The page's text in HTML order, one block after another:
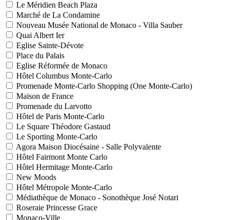
Le Méridien Beach Plaza
Marché de La Condamine
Nouveau Musée National de Monaco - Villa Sauber
Quai Albert Ier
Eglise Sainte-Dévote
Place du Palais
Eglise Réformée de Monaco
Hôtel Columbus Monte-Carlo
Promenade Monte-Carlo Shopping (One Monte-Carlo)
Maison de France
Promenade du Larvotto
Hôtel de Paris Monte-Carlo
Le Square Théodore Gastaud
Le Sporting Monte-Carlo
Agora Maison Diocésaine - Salle Polyvalente
Hôtel Fairmont Monte Carlo
Hôtel Hermitage Monte-Carlo
New Moods
Hôtel Métropole Monte-Carlo
Médiathèque de Monaco - Sonothèque José Notari
Roseraie Princesse Grace
Monaco-Ville